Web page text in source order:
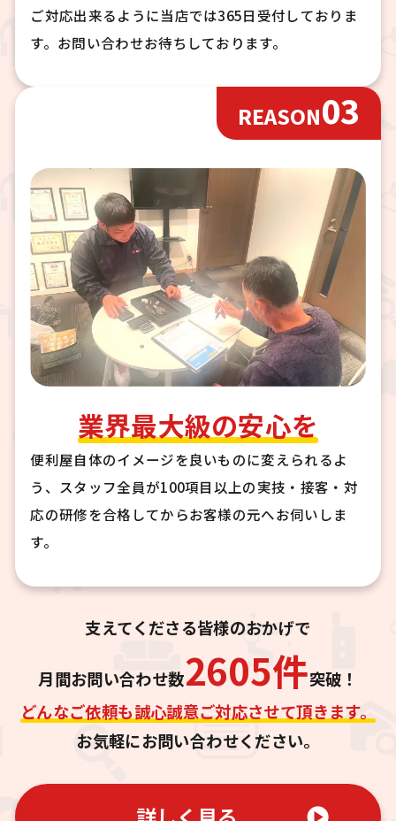
ご対応出来るように当店では365日受付しておりま
す。お問い合わせお待ちしております。
REASON03
業界最大級の安心を
便利屋自体のイメージを良いものに変えられるよ
う、スタッフ全員が100項目以上の実技・接客・対
応の研修を合格してからお客様の元へお伺いしま
す。
支えてくださる皆様のおかげで
月間お問い合わせ数2605件突破！
どんなご依頼も誠心誠意ご対応させて頂きます。
お気軽にお問い合わせください。